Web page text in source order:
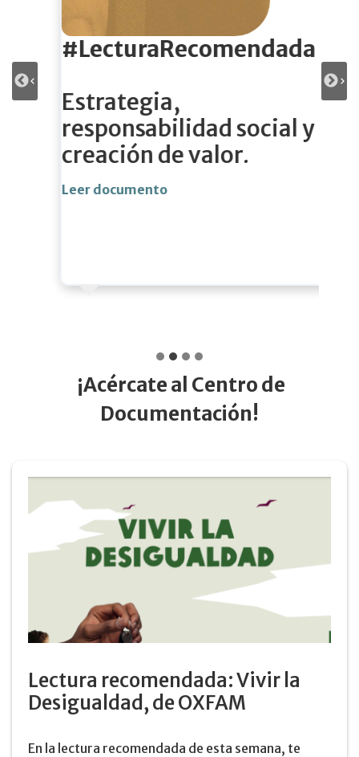
#LecturaRecomendada
Estrategia,
responsabilidad social y
creación de valor.
Leer documento
¡Acércate al Centro de
Documentación!
Lectura recomendada: Vivir la
Desigualdad, de OXFAM
En la lectura recomendada de esta semana, te